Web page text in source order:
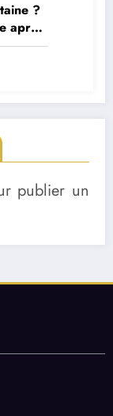
?
après
publier un